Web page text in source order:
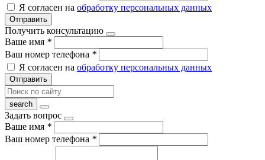
Я согласен на обработку персональных данных
Отправить
Получить консультацию
Ваше имя *
Ваш номер телефона *
Я согласен на обработку персональных данных
Отправить
Задать вопрос
Ваше имя *
Ваш номер телефона *